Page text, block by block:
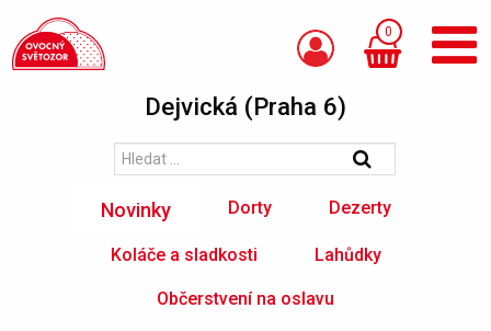
0
Dejvická (Praha 6)
Novinky Dorty Dezerty
Koláče a sladkosti Lahůdky
Občerstvení na oslavu